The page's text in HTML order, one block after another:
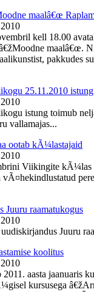
maalâ€œ
kell 18.00
maalâ€œ.
pakkudes
25.11.2010 istung
istung toimub
vallamajas...
ootab kÃ¼lastajaid
Viikingite
Juuru raamatukogus
Juuru
koolitus
aasta jaanuaris
kursusega